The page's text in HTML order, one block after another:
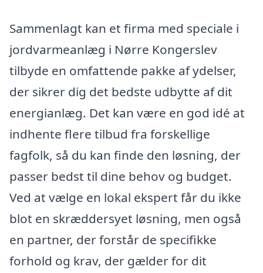
Sammenlagt kan et firma med speciale i
jordvarmeanlæg i Nørre Kongerslev
tilbyde en omfattende pakke af ydelser,
der sikrer dig det bedste udbytte af dit
energianlæg. Det kan være en god idé at
indhente flere tilbud fra forskellige
fagfolk, så du kan finde den løsning, der
passer bedst til dine behov og budget.
Ved at vælge en lokal ekspert får du ikke
blot en skræddersyet løsning, men også
en partner, der forstår de specifikke
forhold og krav, der gælder for dit